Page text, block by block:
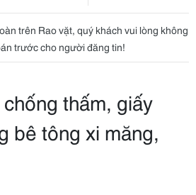
trên Rao vặt, quý khách vui lòng không
trước cho người đăng tin!
thấm, giấy
bê tông xi măng,